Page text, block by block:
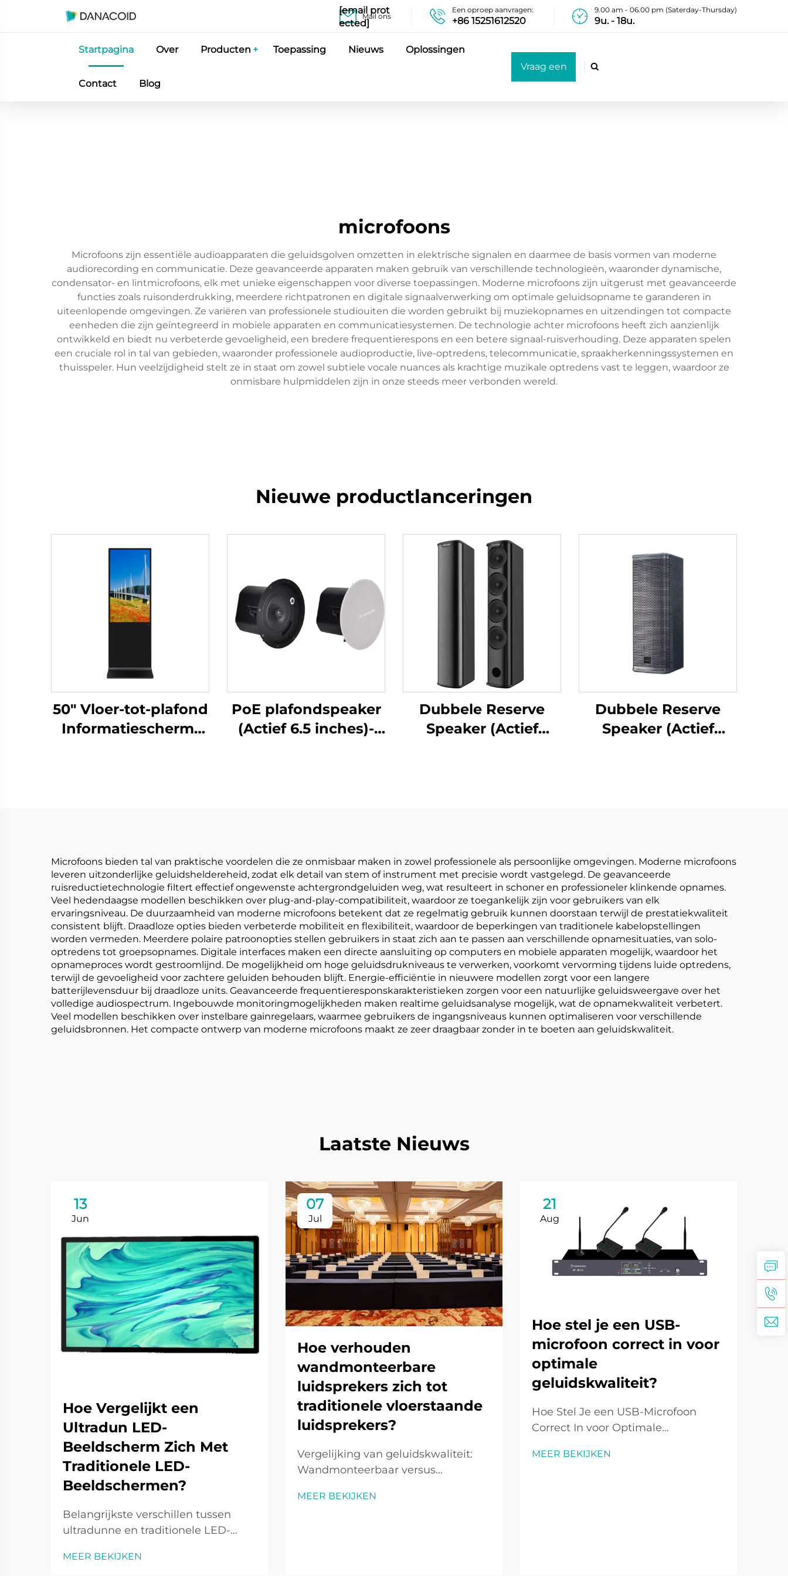
Mail ons
[email prot
ected]
Een oproep aanvragen:
+86 15251612520
9.00 am - 06.00 pm (Saterday-Thursday)
9u. - 18u.
Startpagina Over Producten Toepassing Nieuws Oplossingen
Contact Blog
Vraag een 
microfoons
Microfoons zijn essentiële audioapparaten die geluidsgolven omzetten in elektrische signalen en daarmee de basis vormen van moderne
audiorecording en communicatie. Deze geavanceerde apparaten maken gebruik van verschillende technologieën, waaronder dynamische,
condensator- en lintmicrofoons, elk met unieke eigenschappen voor diverse toepassingen. Moderne microfoons zijn uitgerust met geavanceerde
functies zoals ruisonderdrukking, meerdere richtpatronen en digitale signaalverwerking om optimale geluidsopname te garanderen in
uiteenlopende omgevingen. Ze variëren van professionele studioui­ten die worden gebruikt bij muziekopnames en uitzendingen tot compacte
eenheden die zijn geïntegreerd in mobiele apparaten en communicatiesystemen. De technologie achter microfoons heeft zich aanzienlijk
ontwikkeld en biedt nu verbeterde gevoeligheid, een bredere frequentierespons en een betere signaal-ruisverhouding. Deze apparaten spelen
een cruciale rol in tal van gebieden, waaronder professionele audioproductie, live-optredens, telecommunicatie, spraakherkenningssystemen en
thuisspeler. Hun veelzijdigheid stelt ze in staat om zowel subtiele vocale nuances als krachtige muzikale optredens vast te leggen, waardoor ze
onmisbare hulpmiddelen zijn in onze steeds meer verbonden wereld.
Nieuwe productlanceringen
50" Vloer-tot-plafond
Informatiescherm-
PoE plafondspeaker
(Actief 6.5 inches)-
Dubbele Reserve
Speaker (Actief
Dubbele Reserve
Speaker (Actief
Microfoons bieden tal van praktische voordelen die ze onmisbaar maken in zowel professionele als persoonlijke omgevingen. Moderne microfoons
leveren uitzonderlijke geluidsheldereheid, zodat elk detail van stem of instrument met precisie wordt vastgelegd. De geavanceerde
ruisreductietechnologie filtert effectief ongewenste achtergrondgeluiden weg, wat resulteert in schoner en professioneler klinkende opnames.
Veel hedendaagse modellen beschikken over plug-and-play-compatibiliteit, waardoor ze toegankelijk zijn voor gebruikers van elk
ervaringsniveau. De duurzaamheid van moderne microfoons betekent dat ze regelmatig gebruik kunnen doorstaan terwijl de prestatiekwaliteit
consistent blijft. Draadloze opties bieden verbeterde mobiliteit en flexibiliteit, waardoor de beperkingen van traditionele kabelopstellingen
worden vermeden. Meerdere polaire patroonopties stellen gebruikers in staat zich aan te passen aan verschillende opnamesituaties, van solo-
optredens tot groepsopnames. Digitale interfaces maken een directe aansluiting op computers en mobiele apparaten mogelijk, waardoor het
opnameproces wordt gestroomlijnd. De mogelijkheid om hoge geluidsdrukniveaus te verwerken, voorkomt vervorming tijdens luide optredens,
terwijl de gevoeligheid voor zachtere geluiden behouden blijft. Energie-efficiëntie in nieuwere modellen zorgt voor een langere
batterijlevensduur bij draadloze units. Geavanceerde frequentieresponskarakteristieken zorgen voor een natuurlijke geluidsweergave over het
volledige audiospectrum. Ingebouwde monitoringmogelijkheden maken realtime geluidsanalyse mogelijk, wat de opnamekwaliteit verbetert.
Veel modellen beschikken over instelbare gainregelaars, waarmee gebruikers de ingangsniveaus kunnen optimaliseren voor verschillende
geluidsbronnen. Het compacte ontwerp van moderne microfoons maakt ze zeer draagbaar zonder in te boeten aan geluidskwaliteit.
Laatste Nieuws
13
Jun
Hoe Vergelijkt een
Ultradun LED-
Beeldscherm Zich Met
Traditionele LED-
Beeldschermen?
Belangrijkste verschillen tussen
ultradunne en traditionele LED-
engineeringinnovaties. Ultradunne
MEER BEKIJKEN
07
Jul
Hoe verhouden
wandmonteerbare
luidsprekers zich tot
traditionele vloerstaande
luidsprekers?
Vergelijking van geluidskwaliteit:
Wandmonteerbaar versus
voordeel van vloerstaande
MEER BEKIJKEN
21
Aug
Hoe stel je een USB-
microfoon correct in voor
optimale
geluidskwaliteit?
Hoe Stel Je een USB-Microfoon
Correct In voor Optimale
Instellen van een USB-Microfoon De
MEER BEKIJKEN